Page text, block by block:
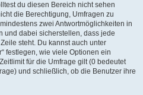
du diesen Bereich nicht sehen
die Berechtigung, Umfragen zu
zwei Antwortmöglichkeiten in
und dabei sicherstellen, dass jede
steht. Du kannst auch unter
festlegen, wie viele Optionen ein
für die Umfrage gilt (0 bedeutet
und schließlich, ob die Benutzer ihre